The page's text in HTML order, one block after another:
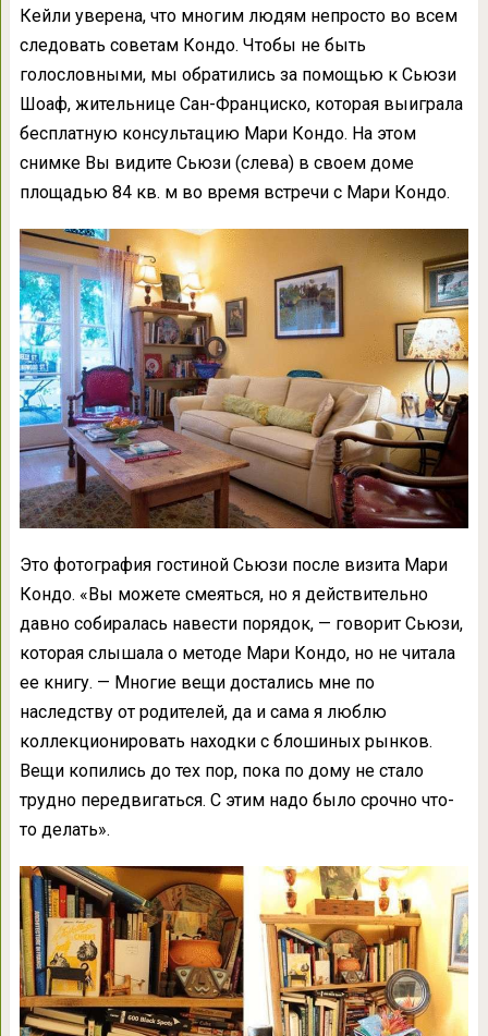
Кейли уверена, что многим людям непросто во всем
следовать советам Кондо. Чтобы не быть
голословными, мы обратились за помощью к Сьюзи
Шоаф, жительнице Сан-Франциско, которая выиграла
бесплатную консультацию Мари Кондо. На этом
снимке Вы видите Сьюзи (слева) в своем доме
площадью 84 кв. м во время встречи с Мари Кондо.
Это фотография гостиной Сьюзи после визита Мари
Кондо. «Вы можете смеяться, но я действительно
давно собиралась навести порядок, — говорит Сьюзи,
которая слышала о методе Мари Кондо, но не читала
ее книгу. — Многие вещи достались мне по
наследству от родителей, да и сама я люблю
коллекционировать находки с блошиных рынков.
Вещи копились до тех пор, пока по дому не стало
трудно передвигаться. С этим надо было срочно что-
то делать».